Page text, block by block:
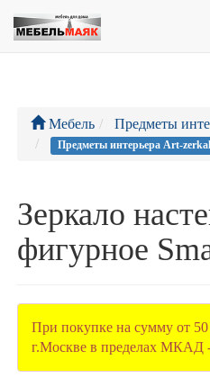
Мебель Предметы
Предметы интерьера Art-
Зеркало
фигурное
При покупке на сумму от 50
г.Москве в пределах МКАД